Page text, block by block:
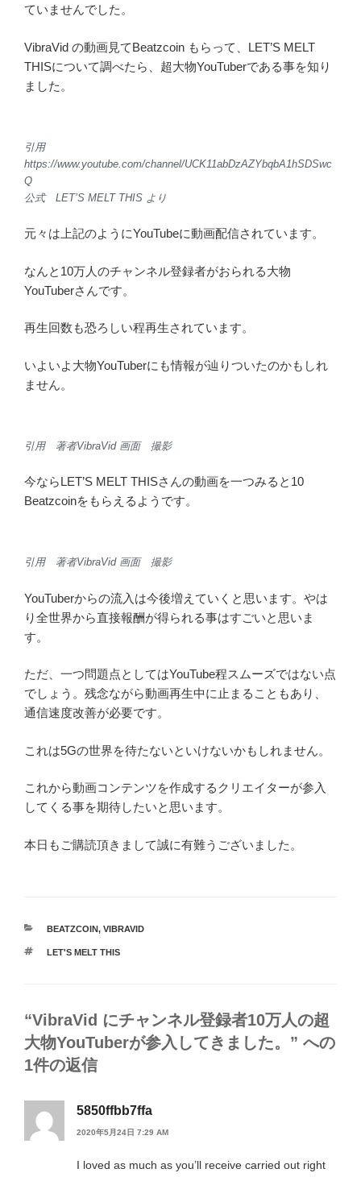
ていませんでした。
VibraVid の動画見てBeatzcoin もらって、LET’S MELT
THISについて調べたら、超大物YouTuberである事を知り
ました。
https://www.youtube.com/channel/UCK11abDzAZYbqbA1hSDSwc
公式 LET’S MELT THIS より
元々は上記のようにYouTubeに動画配信されています。
なんと10万人のチャンネル登録者がおられる大物
YouTuberさんです。
ません。